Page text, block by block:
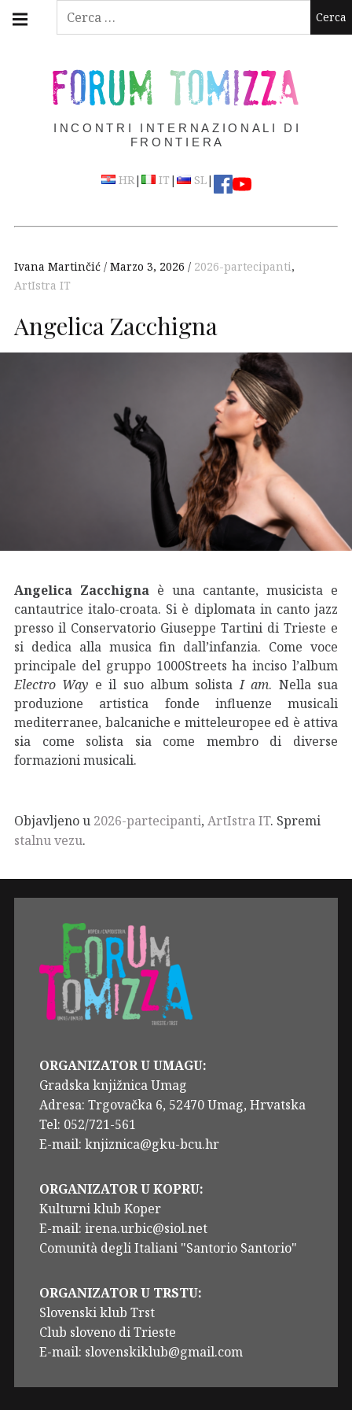
Ricerca
Skip
FORUM TOMIZZA
INCONTRI INTERNAZIONALI DI
FRONTIERA
HR| IT | SL|
navigation
Ivana Martinčić Marzo 3, 2026 2026-partecipanti,
ArtIstra IT
Angelica Zacchigna
Angelica Zacchigna è una cantante, musicista e
cantautrice italo-croata. Si è diplomata in canto jazz
presso il Conservatorio Giuseppe Tartini di Trieste e
si dedica alla musica fin dall’infanzia. Come voce
principale del gruppo 1000Streets ha inciso l’album
Electro Way e il suo album solistaI am. Nella sua
produzione artistica fonde influenze musicali
mediterranee, balcaniche e mitteleuropee ed è attiva
sia come solista sia come membro di diverse
formazioni musicali.
Objavljeno u 2026-partecipanti, ArtIstra IT. Spremi
stalnu vezu.
ORGANIZATOR U UMAGU:
Gradska knjižnica Umag
Adresa: Trgovačka 6, 52470 Umag, Hrvatska
Tel: 052/721-561
E-mail: knjiznica@gku-bcu.hr
ORGANIZATOR U KOPRU:
Kulturni klub Koper
E-mail: irena.urbic@siol.net
Comunità degli Italiani "Santorio Santorio"
ORGANIZATOR U TRSTU:
Slovenski klub Trst
Club sloveno di Trieste
E-mail: slovenskiklub@gmail.com